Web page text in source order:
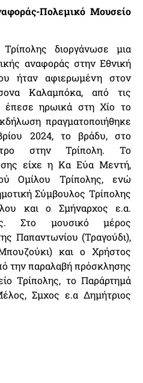
Πολεμικό Μουσείο
διοργάνωσε μια
αναφοράς στην Εθνική
ήταν αφιερωμένη στον
Καλαμπόκα, από τις
έπεσε ηρωικά στη Χίο το
πραγματοποιήθηκε
2024, το βράδυ, στο
στην Τρίπολη. Το
είχε η Κα Εύα Μεντή,
Ομίλου Τρίπολης, ενώ
Σύμβουλος Τρίπολης
και ο Σμήναρχος ε.α.
Στο μουσικό μέρος
Παπαντωνίου (Τραγούδι),
και ο Χρήστος
την παραλαβή πρόσκλησης
Τρίπολης, το Παράρτημά
Σμχος ε.α Δημήτριος